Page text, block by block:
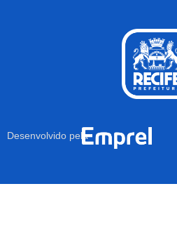
Desenvolvido pela